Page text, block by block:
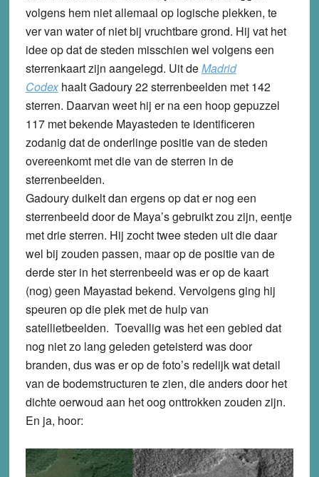
volgens hem niet allemaal op logische plekken, te
ver van water of niet bij vruchtbare grond. Hij vat het
idee op dat de steden misschien wel volgens een
sterrenkaart zijn aangelegd. Uit deMadrid
Codexhaalt Gadoury 22 sterrenbeelden met 142
sterren. Daarvan weet hij er na een hoop gepuzzel
117 met bekende Mayasteden te identificeren
zodanig dat de onderlinge positie van de steden
overeenkomt met die van de sterren in de
sterrenbeelden.
Gadoury duikelt dan ergens op dat er nog een
sterrenbeeld door de Maya’s gebruikt zou zijn, eentje
met drie sterren. Hij zocht twee steden uit die daar
wel bij zouden passen, maar op de positie van de
derde ster in het sterrenbeeld was er op de kaart
(nog) geen Mayastad bekend. Vervolgens ging hij
speuren op die plek met de hulp van
satellietbeelden. Toevallig was het een gebied dat
nog niet zo lang geleden geteisterd was door
branden, dus was er op de foto’s redelijk wat detail
van de bodemstructuren te zien, die anders door het
dichte oerwoud aan het oog onttrokken zouden zijn.
En ja, hoor: